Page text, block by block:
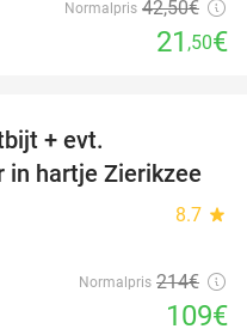
Normalpris 42,50€
21 ,50€
+ evt.
in hartje Zierikzee
8.7 star
Normalpris 214€
109€